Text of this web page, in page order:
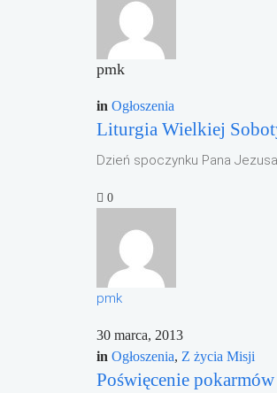
pmk
in Ogłoszenia
Liturgia Wielkiej
Dzień spoczynku Pana
0
pmk
30 marca, 2013
in Ogłoszenia, Z życia Misji
Poświęcenie